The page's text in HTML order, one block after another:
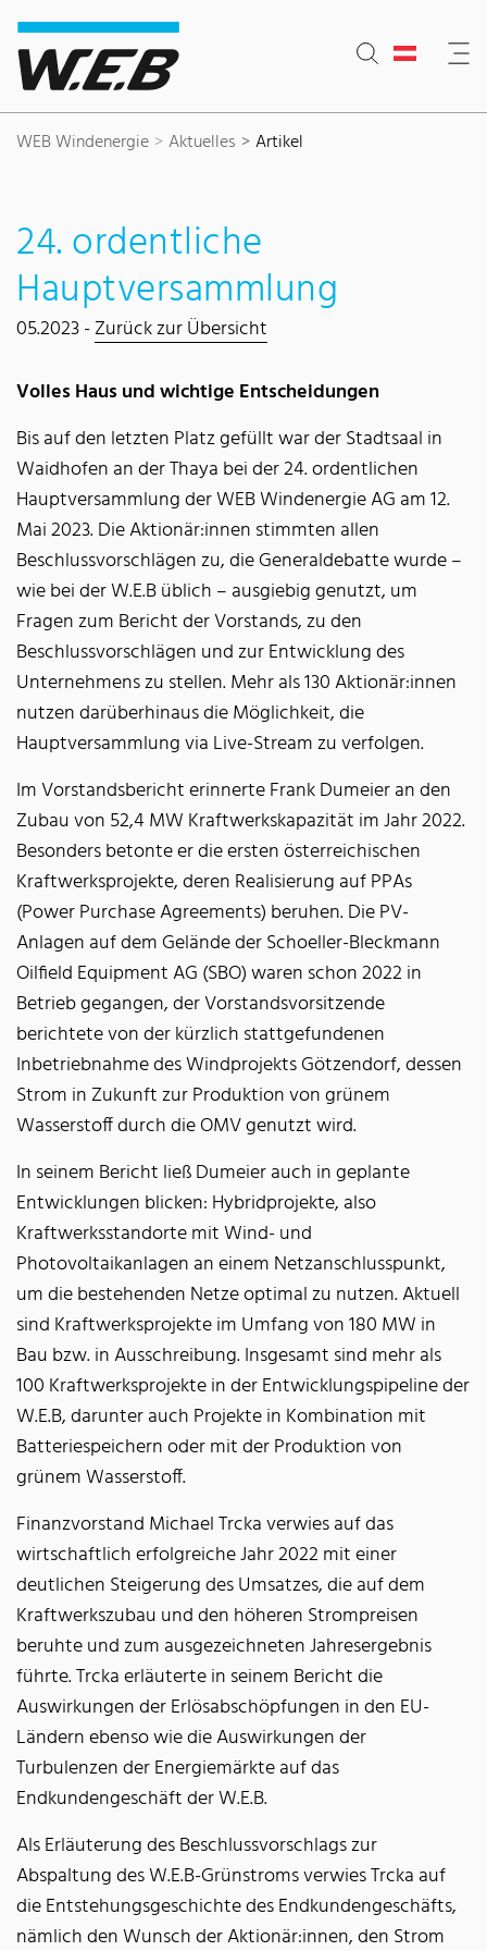
Inhaltsbereich
Suche
Hauptnavigation
Kontakt
Footer
WEB Windenergie Aktuelles Artikel
24. ordentliche
Hauptversammlung
05.2023 -Zurück zur Übersicht
Volles Haus und wichtige Entscheidungen
Bis auf den letzten Platz gefüllt war der Stadtsaal in
Waidhofen an der Thaya bei der 24. ordentlichen
Hauptversammlung der WEB Windenergie AG am 12.
Mai 2023. Die Aktionär:innen stimmten allen
Beschlussvorschlägen zu, die Generaldebatte wurde –
wie bei der W.E.B üblich – ausgiebig genutzt, um
Fragen zum Bericht der Vorstands, zu den
Beschlussvorschlägen und zur Entwicklung des
Unternehmens zu stellen. Mehr als 130 Aktionär:innen
nutzen darüberhinaus die Möglichkeit, die
Hauptversammlung via Live-Stream zu verfolgen.
Im Vorstandsbericht erinnerte Frank Dumeier an den
Zubau von 52,4 MW Kraftwerkskapazität im Jahr 2022.
Besonders betonte er die ersten österreichischen
Kraftwerksprojekte, deren Realisierung auf PPAs
(Power Purchase Agreements) beruhen. Die PV-
Anlagen auf dem Gelände der Schoeller-Bleckmann
Oilfield Equipment AG (SBO) waren schon 2022 in
Betrieb gegangen, der Vorstandsvorsitzende
berichtete von der kürzlich stattgefundenen
Inbetriebnahme des Windprojekts Götzendorf, dessen
Strom in Zukunft zur Produktion von grünem
Wasserstoff durch die OMV genutzt wird.
In seinem Bericht ließ Dumeier auch in geplante
Entwicklungen blicken: Hybridprojekte, also
Kraftwerksstandorte mit Wind- und
Photovoltaikanlagen an einem Netzanschlusspunkt,
um die bestehenden Netze optimal zu nutzen. Aktuell
sind Kraftwerksprojekte im Umfang von 180 MW in
Bau bzw. in Ausschreibung. Insgesamt sind mehr als
100 Kraftwerksprojekte in der Entwicklungspipeline der
W.E.B, darunter auch Projekte in Kombination mit
Batteriespeichern oder mit der Produktion von
grünem Wasserstoff.
Finanzvorstand Michael Trcka verwies auf das
wirtschaftlich erfolgreiche Jahr 2022 mit einer
deutlichen Steigerung des Umsatzes, die auf dem
Kraftwerkszubau und den höheren Strompreisen
beruhte und zum ausgezeichneten Jahresergebnis
führte. Trcka erläuterte in seinem Bericht die
Auswirkungen der Erlösabschöpfungen in den EU-
Ländern ebenso wie die Auswirkungen der
Turbulenzen der Energiemärkte auf das
Endkundengeschäft der W.E.B.
Als Erläuterung des Beschlussvorschlags zur
Abspaltung des W.E.B-Grünstroms verwies Trcka auf
die Entstehungsgeschichte des Endkundengeschäfts,
nämlich den Wunsch der Aktionär:innen, den Strom